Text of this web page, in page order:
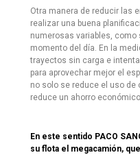
Otra manera de reducir las
realizar una buena
numerosas variables, como
momento del día. En la
trayectos sin carga e
para aprovechar mejor el
no solo se reduce el uso
reduce un ahorro
En este sentido PACO
su flota el megacamión,